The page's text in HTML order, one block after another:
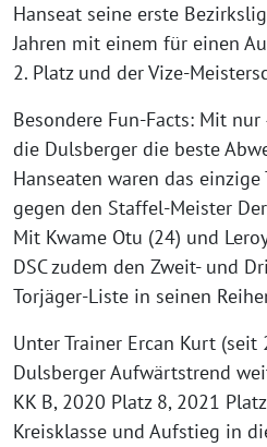
Hanseat seine erste
Jahren mit einem für einen
2. Platz und der Vize-
Besondere Fun-Facts: Mit
die Dulsberger die beste
Hanseaten waren das einzige
gegen den Staffel-Meister
Mit Kwame Otu (24) und
DSC zudem den Zweit- und
Torjäger-Liste in seinen
Unter Trainer Ercan Kurt
Dulsberger Aufwärtstrend
KK B, 2020 Platz 8, 2021
Kreisklasse und Aufstieg in